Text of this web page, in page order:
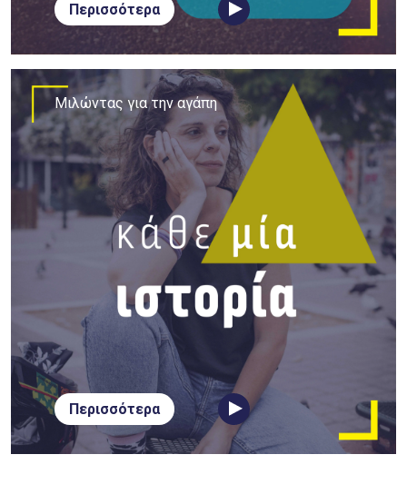
Περισσότερα
Περισσότερα
Μιλώντας για την αγάπη